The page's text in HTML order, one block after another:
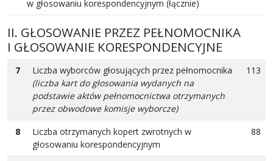
w głosowaniu korespondencyjnym (łącznie)
II. GŁOSOWANIE PRZEZ PEŁNOMOCNIKA
I GŁOSOWANIE KORESPONDENCYJNE
7
Liczba wyborców głosujących przez pełnomocnika
(liczba kart do głosowania wydanych na
podstawie aktów pełnomocnictwa otrzymanych
przez obwodowe komisje wyborcze)
113
8
Liczba otrzymanych kopert zwrotnych w
głosowaniu korespondencyjnym
88